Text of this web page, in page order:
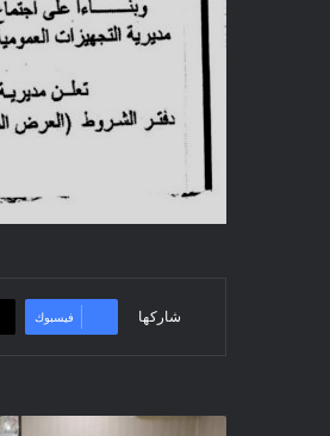
شاركها فيسبوك